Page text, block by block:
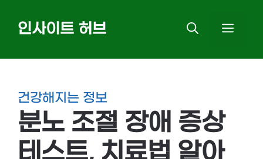
인사이트 허브
건강해지는 정보
분노 조절 장애 증상
테스트, 치료법 알아